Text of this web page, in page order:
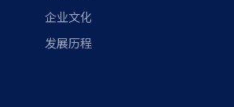
企业文化
发展历程